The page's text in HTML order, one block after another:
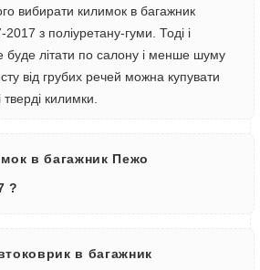
вибирати килимок в багажник
з поліуретану-гуми. Тоді і
буде літати по салону і менше шуму
від грубих речей можна купувати
килимки.
в багажник Пежо
?
в багажник